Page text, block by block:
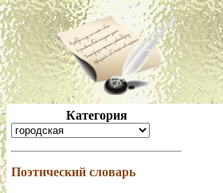
Категория
Поэтический словарь